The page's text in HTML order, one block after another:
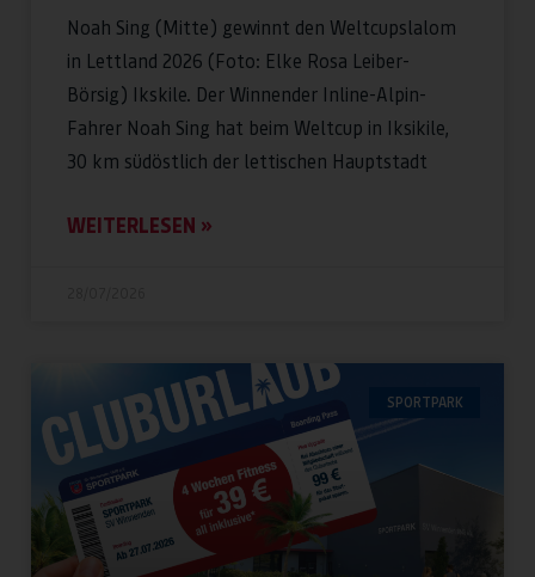
Noah Sing (Mitte) gewinnt den Weltcupslalom
in Lettland 2026 (Foto: Elke Rosa Leiber-
Börsig) Ikskile. Der Winnender Inline-Alpin-
Fahrer Noah Sing hat beim Weltcup in Iksikile,
30 km südöstlich der lettischen Hauptstadt
WEITERLESEN »
SPORTPARK